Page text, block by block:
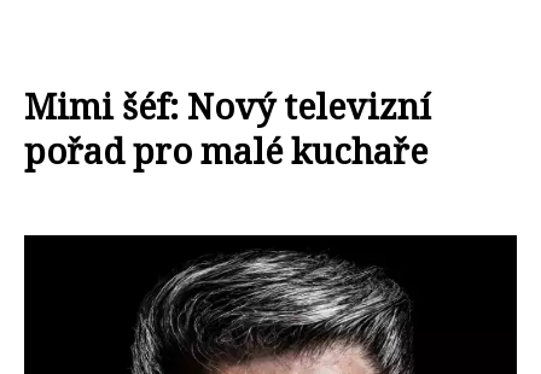
Mimi šéf: Nový televizní
pořad pro malé kuchaře